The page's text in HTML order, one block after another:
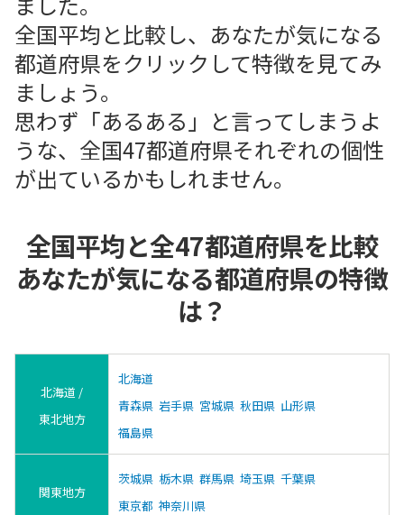
全国平均と比較し、あなたが気になる
都道府県をクリックして特徴を見てみ
ましょう。
思わず「あるある」と言ってしまうよ
うな、全国47都道府県それぞれの個性
が出ているかもしれません。
全国平均と全47都道府県を比較
あなたが気になる都道府県の特徴
は？
北海道 /
東北地方
北海道
青森県 岩手県 宮城県 秋田県 山形県
福島県
関東地方
茨城県 栃木県 群馬県 埼玉県 千葉県
東京都 神奈川県